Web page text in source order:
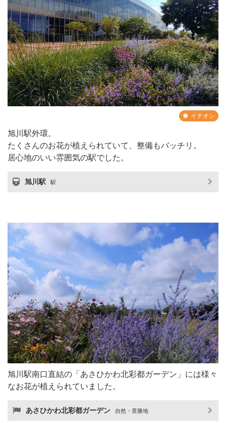
イチオシ
旭川駅外環。
たくさんのお花が植えられていて、整備もバッチリ。
居心地のいい雰囲気の駅でした。
旭川駅 駅
旭川駅南口直結の「あさひかわ北彩都ガーデン」には様々
なお花が植えられていました。
あさひかわ北彩都ガーデン 自然・景勝地